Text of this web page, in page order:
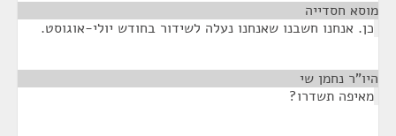
מוסא חסדייה
כן. אנחנו חשבנו שאנחנו נעלה לשידור בחודש יולי-אוגוסט.
היו"ר נחמן שי
מאיפה תשדרו?